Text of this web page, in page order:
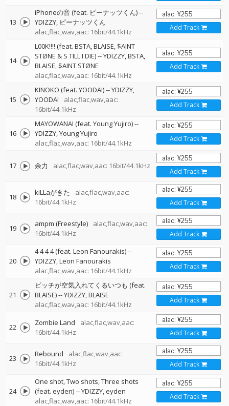
13
iPhoneの音 (feat. ピーナッツくん)--
YDIZZY ピーナッツくん
alac,flac,wav,aac: 16bit/44.1kHz
Add Track
14
L00K!!!! (feat. BSTA, BLAISE, $AINT
STØNE & S TILL I DIE)--YDIZZY BSTA
BLAISE $AINT STØNE
alac,flac,wav,aac: 16bit/44.1kHz
Add Track
15
KINOKO (feat. YOODAI)--YDIZZY
YOODAI
alac,flac,wav,aac:
16bit/44.1kHz
Add Track
16
MAYOWANAI (feat. Young Yujiro)--
YDIZZY Young Yujiro
alac,flac,wav,aac: 16bit/44.1kHz
Add Track
17 余力 alac,flac,wav,aac: 16bit/44.1kHz
Add Track
18 kiLLaがきた
alac,flac,wav,aac:
16bit/44.1kHz
Add Track
19 ampm (Freestyle)
alac,flac,wav,aac:
16bit/44.1kHz
Add Track
20
4 4 4 4 (feat. Leon Fanourakis)--
YDIZZY Leon Fanourakis
alac,flac,wav,aac: 16bit/44.1kHz
Add Track
21
ビッチが空気入れてくるいつも (feat.
BLAISE)--YDIZZY BLAISE
alac,flac,wav,aac: 16bit/44.1kHz
Add Track
22 Zombie Land
alac,flac,wav,aac:
16bit/44.1kHz
Add Track
23 Rebound
alac,flac,wav,aac:
16bit/44.1kHz
Add Track
24
One shot, Two shots, Three shots
(feat. eyden)--YDIZZY eyden
alac,flac,wav,aac: 16bit/44.1kHz
Add Track